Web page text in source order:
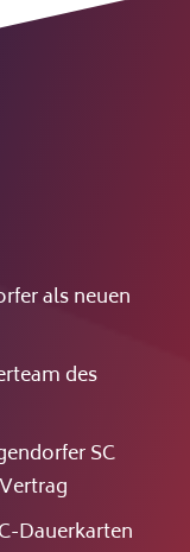
als neuen
des
SC
Dauerkarten